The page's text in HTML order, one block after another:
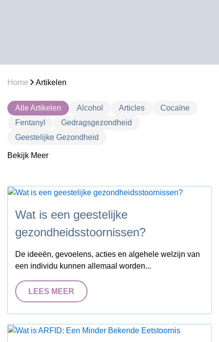
Home Artikelen
Alle Artikelen Alcohol Articles
Cocaïne
Fentanyl
Gedragsgezondheid
Geestelijke Gezondheid
Bekijk Meer
Meth
Niet-gecategoriseerd
Opioïden
Voorgeschreven Medicijnen
Wat is een geestelijke
gezondheidsstoornissen?
De ideeën, gevoelens, acties en algehele welzijn van
een individu kunnen allemaal worden...
LEES MEER